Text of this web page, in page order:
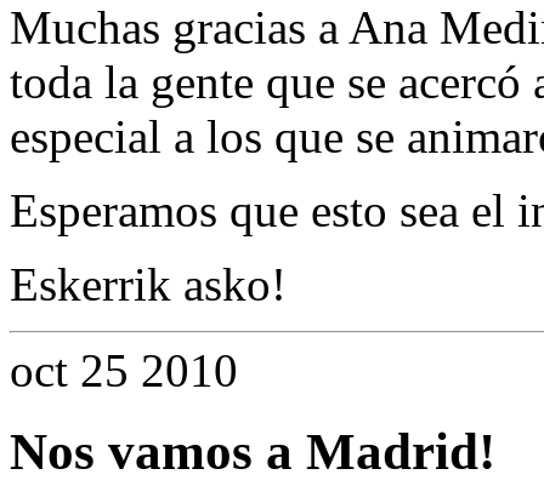
Muchas gracias a Ana
toda la gente que se
especial a los que se
Esperamos que esto sea el
Eskerrik asko!
oct 25 2010
Nos vamos a Madrid!